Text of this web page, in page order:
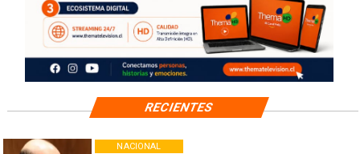
NACIONAL
RECIENTES